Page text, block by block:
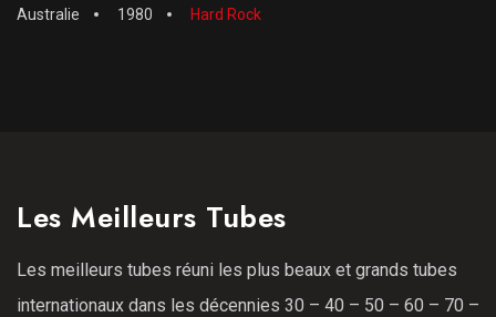
Australie 1980 Hard Rock
Les Meilleurs Tubes
Les meilleurs tubes réuni les plus beaux et grands tubes
internationaux dans les décennies 30 – 40 – 50 – 60 – 70 –